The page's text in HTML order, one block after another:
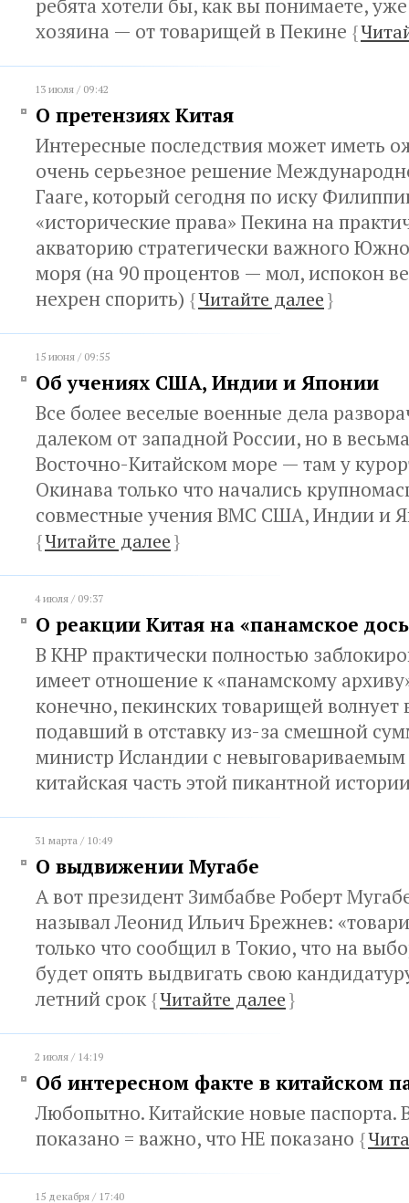
ребята хотели бы, как вы понимаете,
хозяина — от товарищей в Пекине {
13 июля / 09:42
О претензиях Китая
Интересные последствия может иметь
очень серьезное решение
Гааге, который сегодня по иску
«исторические права» Пекина на
акваторию стратегически важного
моря (на 90 процентов — мол, испокон
нехрен спорить) {Читайте далее}
15 июня / 09:55
Об учениях США, Индии и Японии
Все более веселые военные дела
далеком от западной России, но в
Восточно-Китайском море — там у
Окинава только что начались
совместные учения ВМС США, Индии и
{Читайте далее}
4 июля / 09:37
О реакции Китая на «панамское
В КНР практически полностью
имеет отношение к «панамскому
конечно, пекинских товарищей волнует
подавший в отставку из-за смешной
министр Исландии с
китайская часть этой пикантной
31 марта / 10:49
О выдвижении Мугабе
А вот президент Зимбабве Роберт
называл Леонид Ильич Брежнев:
только что сообщил в Токио, что на
будет опять выдвигать свою
летний срок{Читайте далее}
2 июля / 14:19
Об интересном факте в китайском
Любопытно. Китайские новые паспорта.
показано = важно, что НЕ показано {
15 декабря / 17:40